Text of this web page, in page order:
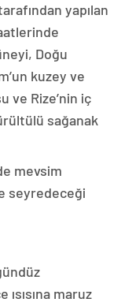
yapılan
Doğu
kuzey ve
ve Rize’nin iç
sağanak
mevsim
seyredeceği
ısısına maruz